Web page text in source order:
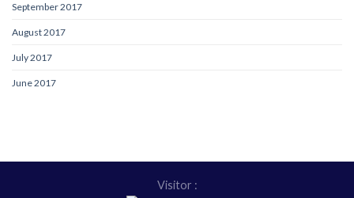
September 2017
August 2017
July 2017
June 2017
Visitor :